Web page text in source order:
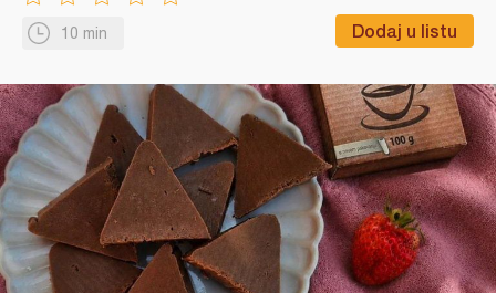
10 min Dodaj u listu